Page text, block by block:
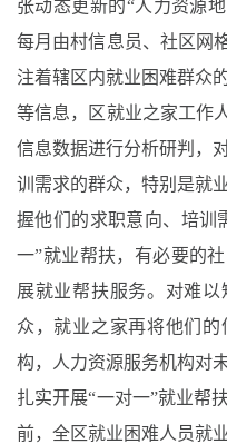
张动态更新的“人力资源
每月由村信息员、社区网
注着辖区内就业困难群众
等信息，区就业之家工作
信息数据进行分析研判，
训需求的群众，特别是就
握他们的求职意向、培训
一”就业帮扶，有必要的
展就业帮扶服务。对难
众，就业之家再将他们
构，人力资源服务机构对
扎实开展“一对一”就业帮
前，全区就业困难人员就